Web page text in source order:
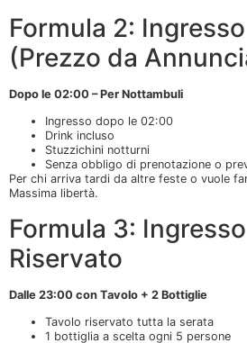
Formula 2:
(Prezzo da
Dopo le 02:00 – Per Nottambuli
Ingresso dopo le 02:00
Drink incluso
Stuzzichini notturni
Senza obbligo di prenotazione o
Per chi arriva tardi da altre feste o vuole
Massima libertà.
Formula 3:
Riservato
Dalle 23:00 con Tavolo + 2 Bottiglie
Tavolo riservato tutta la serata
1 bottiglia a scelta ogni 5 persone